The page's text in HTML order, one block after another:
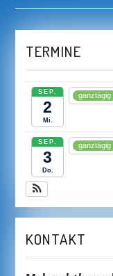
TERMINE
SEP.
2
Mi.
ganztägig
SEP.
3
Do.
ganztägig
KONTAKT